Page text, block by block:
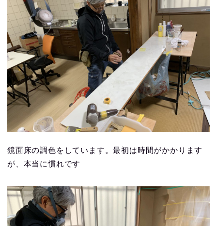
鏡面床の調色をしています。最初は時間がかかります
が、本当に慣れです